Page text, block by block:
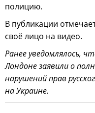
полицию.
В публикации
своё лицо на видео.
Ранее уведомлялось,
Лондоне заявили о
нарушений прав
на Украине.